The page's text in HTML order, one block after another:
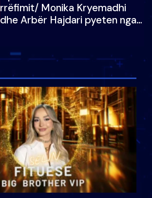
rrëfimit/ Monika Kryemadhi
dhe Arbër Hajdari pyeten nga